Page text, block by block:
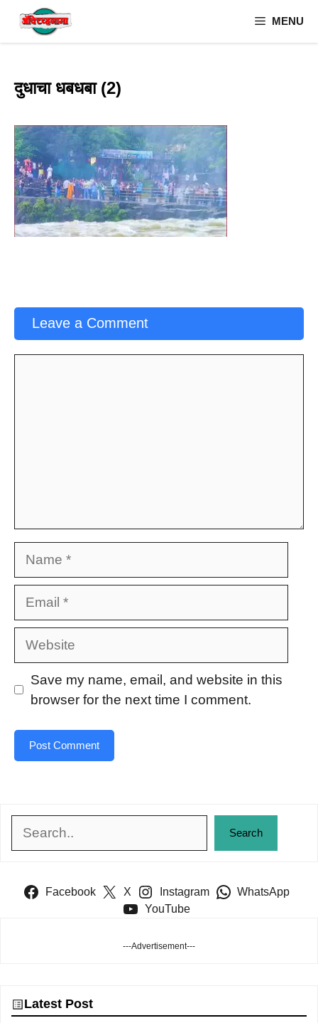
MENU
दुधाचा धबधबा (2)
Leave a Comment
Website
Save my name, email, and website in this
browser for the next time I comment.
Search
Facebook X Instagram
WhatsApp
YouTube
---Advertisement---
Latest Post